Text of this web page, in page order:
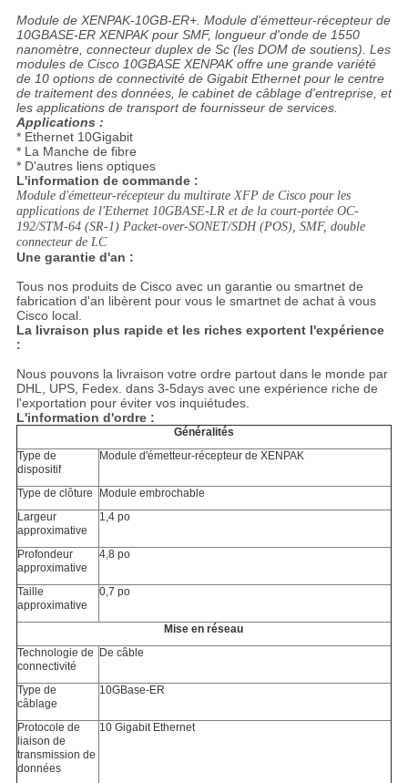
Module de XENPAK-10GB-ER+. Module d'émetteur-récepteur de
10GBASE-ER XENPAK pour SMF, longueur d'onde de 1550
nanomètre, connecteur duplex de Sc (les DOM de soutiens). Les
modules de Cisco 10GBASE XENPAK offre une grande variété
de 10 options de connectivité de Gigabit Ethernet pour le centre
de traitement des données, le cabinet de câblage d'entreprise, et
les applications de transport de fournisseur de services.
Applications :
* Ethernet 10Gigabit
* La Manche de fibre
* D'autres liens optiques
L'information de commande :
Module d'émetteur-récepteur du multirate XFP de Cisco pour les
applications de l'Ethernet 10GBASE-LR et de la court-portée OC-
192/STM-64 (SR-1) Packet-over-SONET/SDH (POS), SMF, double
connecteur de LC
Une garantie d'an :
Tous nos produits de Cisco avec un garantie ou smartnet de
fabrication d'an libèrent pour vous le smartnet de achat à vous
Cisco local.
La livraison plus rapide et les riches exportent l'expérience
:
Nous pouvons la livraison votre ordre partout dans le monde par
DHL, UPS, Fedex. dans 3-5days avec une expérience riche de
l'exportation pour éviter vos inquiétudes.
L'information d'ordre :
Généralités
Type de
dispositif
Module d'émetteur-récepteur de XENPAK
Type de clôture
Module embrochable
Largeur
approximative
1,4 po
Profondeur
approximative
4,8 po
Taille
approximative
0,7 po
Mise en réseau
Technologie de
connectivité
De câble
Type de
câblage
10GBase-ER
Protocole de
liaison de
transmission de
données
10 Gigabit Ethernet